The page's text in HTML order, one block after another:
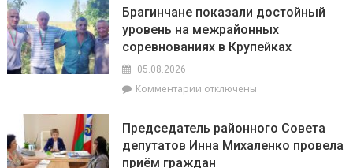
чужие
проблемы
Брагинщины
усиливают
профилактику
районном
семинаре-
практикуме
«Пераможнік»
озимого
рапса
Брагинчане показали достойный
уровень на межрайонных
соревнованиях в Крупейках
05.08.2026
Комментарии к
показали
достойный
уровень
отключены
Председатель районного Совета
депутатов Инна Михаленко провела
приём граждан